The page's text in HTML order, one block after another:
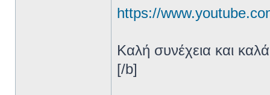
https://
Καλή συνέχεια και
[/b]